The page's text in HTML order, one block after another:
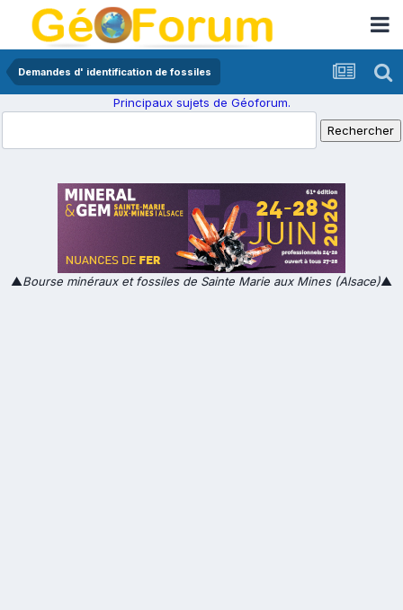
Demandes d' identification de fossiles
Principaux sujets de Géoforum.
▲Bourse minéraux et fossiles de Sainte Marie aux Mines (Alsace)▲